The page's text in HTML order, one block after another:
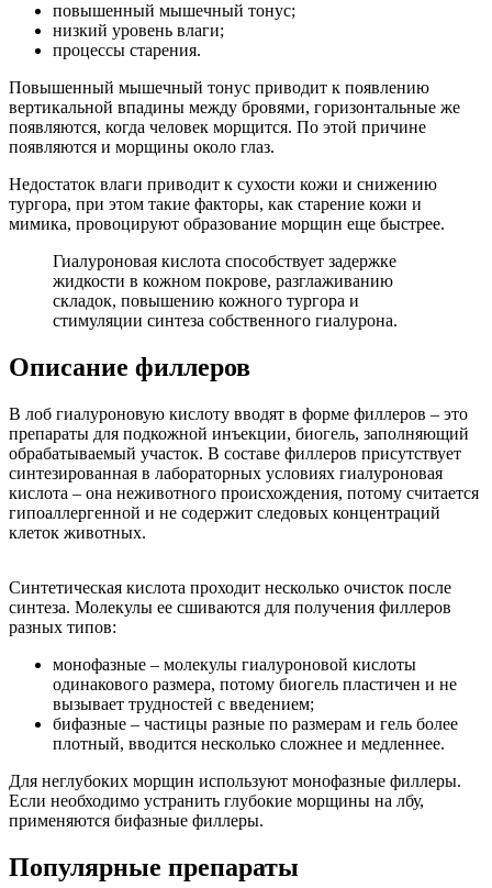
повышенный мышечный тонус;
низкий уровень влаги;
процессы старения.
Повышенный мышечный тонус приводит к появлению
вертикальной впадины между бровями, горизонтальные же
появляются, когда человек морщится. По этой причине
появляются и морщины около глаз.
Недостаток влаги приводит к сухости кожи и снижению
тургора, при этом такие факторы, как старение кожи и
мимика, провоцируют образование морщин еще быстрее.
Гиалуроновая кислота способствует задержке
жидкости в кожном покрове, разглаживанию
складок, повышению кожного тургора и
стимуляции синтеза собственного гиалурона.
Описание филлеров
В лоб гиалуроновую кислоту вводят в форме филлеров – это
препараты для подкожной инъекции, биогель, заполняющий
обрабатываемый участок. В составе филлеров присутствует
синтезированная в лабораторных условиях гиалуроновая
кислота – она неживотного происхождения, потому считается
гипоаллергенной и не содержит следовых концентраций
клеток животных.
Синтетическая кислота проходит несколько очисток после
синтеза. Молекулы ее сшиваются для получения филлеров
разных типов:
монофазные – молекулы гиалуроновой кислоты
одинакового размера, потому биогель пластичен и не
вызывает трудностей с введением;
бифазные – частицы разные по размерам и гель более
плотный, вводится несколько сложнее и медленнее.
Для неглубоких морщин используют монофазные филлеры.
Если необходимо устранить глубокие морщины на лбу,
применяются бифазные филлеры.
Популярные препараты